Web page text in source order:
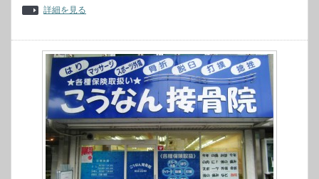
詳細を見る